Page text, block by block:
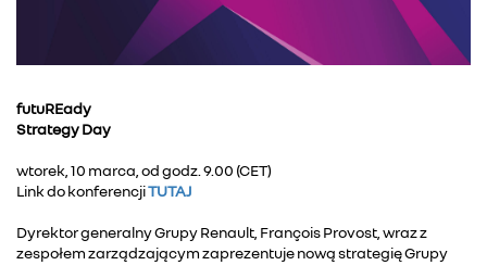
futuREady
Strategy Day
wtorek, 10 marca, od godz. 9.00 (CET)
Link do konferencjiTUTAJ
Dyrektor generalny Grupy Renault, François Provost, wraz z
zespołem zarządzającym zaprezentuje nową strategię Grupy